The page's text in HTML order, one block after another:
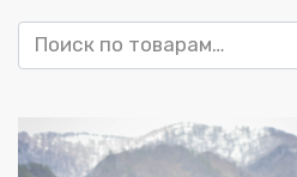
Искать: